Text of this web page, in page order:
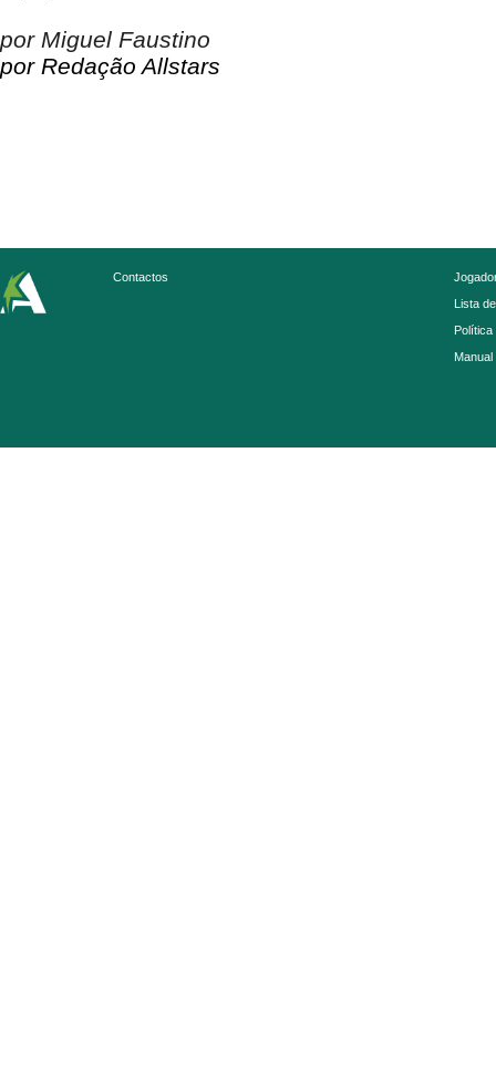
por Miguel Faustino
por Redação Allstars
Contactos
Lista
Política